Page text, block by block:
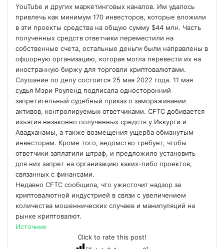
YouTube и других маркетинговых каналов. Им удалось
привлечь как минимум 170 инвесторов, которые вложили
в эти проекты средства на общую сумму $44 млн. Часть
полученных средств ответчики переместили на
собственные счета, остальные деньги были направлены в
офшорную организацию, которая могла перевести их на
иностранную биржу для торговли криптовалютами.
Слушание по делу состоится 25 мая 2022 года. 11 мая
судья Мэри Роуленд подписала односторонний
запретительный судебный приказ о замораживании
активов, контролируемых ответчиками. CFTC добивается
изъятия незаконно полученных средств у Иккурти и
Авадханамы, а также возмещения ущерба обманутым
инвесторам. Кроме того, ведомство требует, чтобы
ответчики заплатили штраф, и предложило установить
для них запрет на организацию каких-либо проектов,
связанных с финансами.
Недавно CFTC сообщила, что ужесточит надзор за
криптовалютной индустрией в связи с увеличением
количества мошеннических случаев и манипуляций на
рынке криптовалют.
Источник
Click to rate this post!